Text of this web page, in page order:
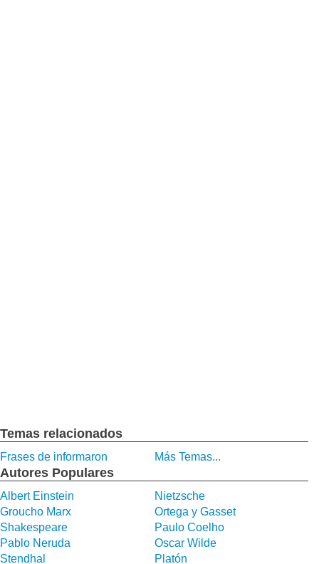
Temas relacionados
Frases de informaron Más Temas...
Autores Populares
Albert Einstein
Nietzsche
Groucho Marx
Ortega y Gasset
Shakespeare
Paulo Coelho
Pablo Neruda
Oscar Wilde
Stendhal
Platón